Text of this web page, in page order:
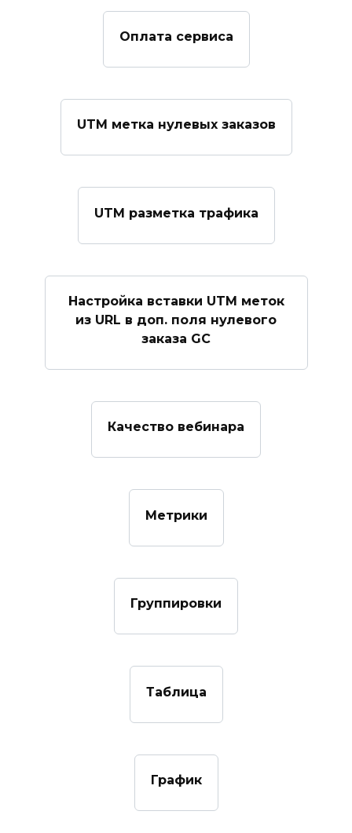
Оплата сервиса
UTM метка нулевых заказов
UTM разметка трафика
Настройка вставки UTM меток
из URL в доп. поля нулевого
заказа GC
Качество вебинара
Метрики
Группировки
Таблица
График